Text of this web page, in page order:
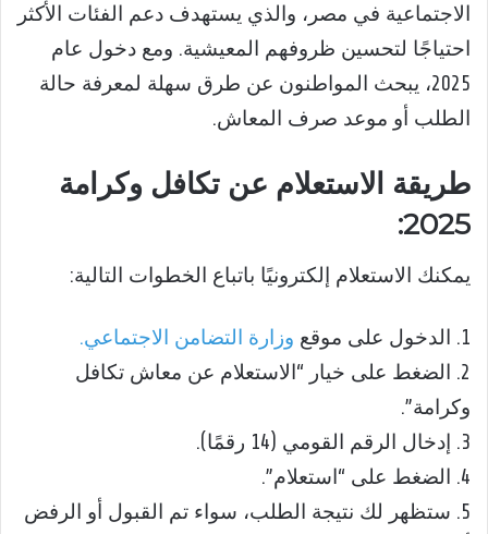
الاجتماعية في مصر، والذي يستهدف دعم الفئات الأكثر
احتياجًا لتحسين ظروفهم المعيشية. ومع دخول عام
2025، يبحث المواطنون عن طرق سهلة لمعرفة حالة
الطلب أو موعد صرف المعاش.
طريقة الاستعلام عن تكافل وكرامة
2025:
يمكنك الاستعلام إلكترونيًا باتباع الخطوات التالية:
1. الدخول على موقع
وزارة التضامن الاجتماعي.
2. الضغط على خيار “الاستعلام عن معاش تكافل
وكرامة”.
3. إدخال الرقم القومي (14 رقمًا).
4. الضغط على “استعلام”.
5. ستظهر لك نتيجة الطلب، سواء تم القبول أو الرفض